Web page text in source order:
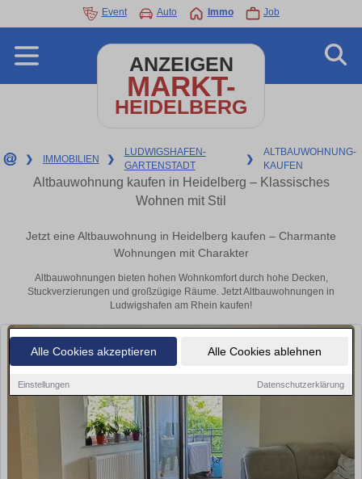
Alle Cookies akzeptieren Alle Cookies ablehnen
Einstellungen Datenschutzerklärung
Event Auto Immo Job
ANZEIGEN
MARKT-
HEIDELBERG
❯ IMMOBILIEN ❯
LUDWIGSHAFEN-
GARTENSTADT
❯
ALTBAUWOHNUNG-
KAUFEN
Altbauwohnung kaufen in Heidelberg – Klassisches
Wohnen mit Stil
Jetzt eine Altbauwohnung in Heidelberg kaufen – Charmante
Wohnungen mit Charakter
Altbauwohnungen bieten hohen Wohnkomfort durch hohe Decken,
Stuckverzierungen und großzügige Räume. Jetzt Altbauwohnungen in
Ludwigshafen am Rhein kaufen!